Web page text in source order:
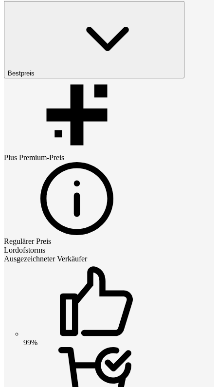
Bestpreis
Plus Premium-Preis
Regulärer Preis
Lordofstorms
Ausgezeichneter Verkäufer
99%